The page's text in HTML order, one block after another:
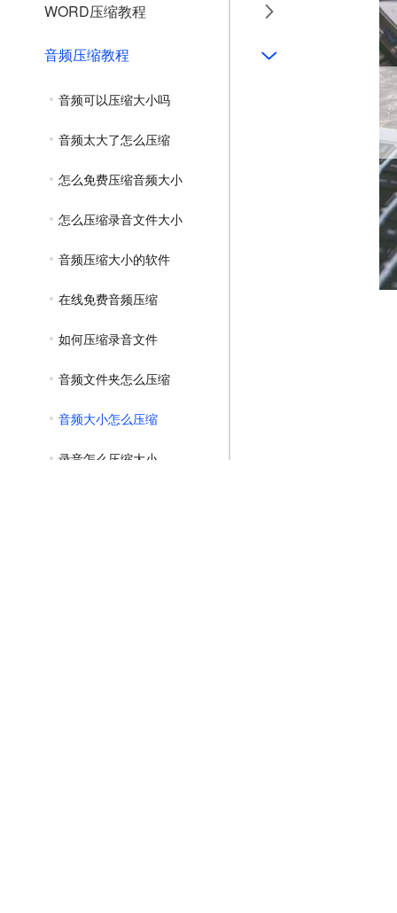
WORD压缩教程
音频压缩教程
音频可以压缩大小吗
音频太大了怎么压缩
怎么免费压缩音频大小
怎么压缩录音文件大小
音频压缩大小的软件
在线免费音频压缩
如何压缩录音文件
音频文件夹怎么压缩
音频大小怎么压缩
录音怎么压缩大小